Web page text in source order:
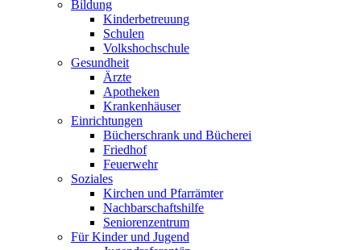
Bildung
Kinderbetreuung
Schulen
Volkshochschule
Gesundheit
Ärzte
Apotheken
Krankenhäuser
Einrichtungen
Bücherschrank und Bücherei
Friedhof
Feuerwehr
Soziales
Kirchen und Pfarrämter
Nachbarschaftshilfe
Seniorenzentrum
Für Kinder und Jugend